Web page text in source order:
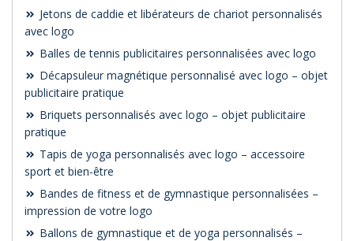
Jetons de caddie et libérateurs de chariot personnalisés
avec logo
Balles de tennis publicitaires personnalisées avec logo
Décapsuleur magnétique personnalisé avec logo – objet
publicitaire pratique
Briquets personnalisés avec logo – objet publicitaire
pratique
Tapis de yoga personnalisés avec logo – accessoire
sport et bien-être
Bandes de fitness et de gymnastique personnalisées –
impression de votre logo
Ballons de gymnastique et de yoga personnalisés –